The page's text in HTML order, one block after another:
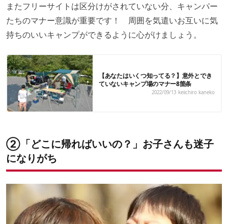
またフリーサイトは区分けがされていない分、キャンパー
たちのマナー意識が重要です！ 周囲を気遣いお互いに気
持ちのいいキャンプができるように心がけましょう。
【あなたはいくつ知ってる？】意外とでき
ていないキャンプ場のマナー8箇条
2022/09/13 keiichiro kaneko
②「どこに帰ればいいの？」お子さんも迷子
になりがち